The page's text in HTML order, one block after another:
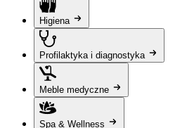
Higiena
Profilaktyka i diagnostyka
Meble medyczne
Spa & Wellness